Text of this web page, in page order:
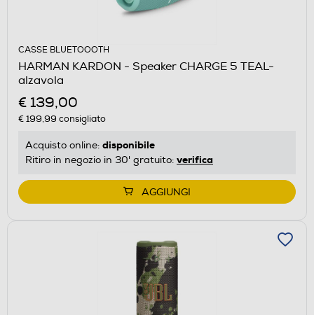
CASSE BLUETOOOTH
HARMAN KARDON - Speaker CHARGE 5 TEAL-
alzavola
€ 139,00
€ 199,99 consigliato
Acquisto online: disponibile
Ritiro in negozio in 30' gratuito: verifica
AGGIUNGI